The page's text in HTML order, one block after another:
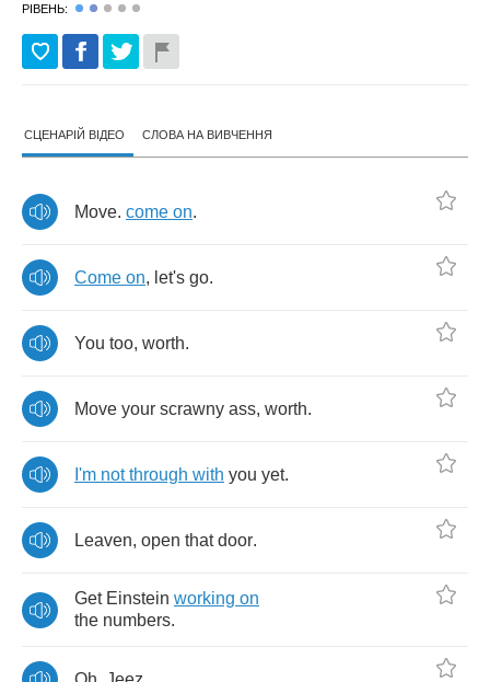
РІВЕНЬ:
СЦЕНАРІЙ ВІДЕО СЛОВА НА ВИВЧЕННЯ
Move. come on.
Come on, let's go.
You too, worth.
Move your scrawny ass, worth.
I'm not through with you yet.
Leaven, open that door.
Get Einstein working on
the numbers.